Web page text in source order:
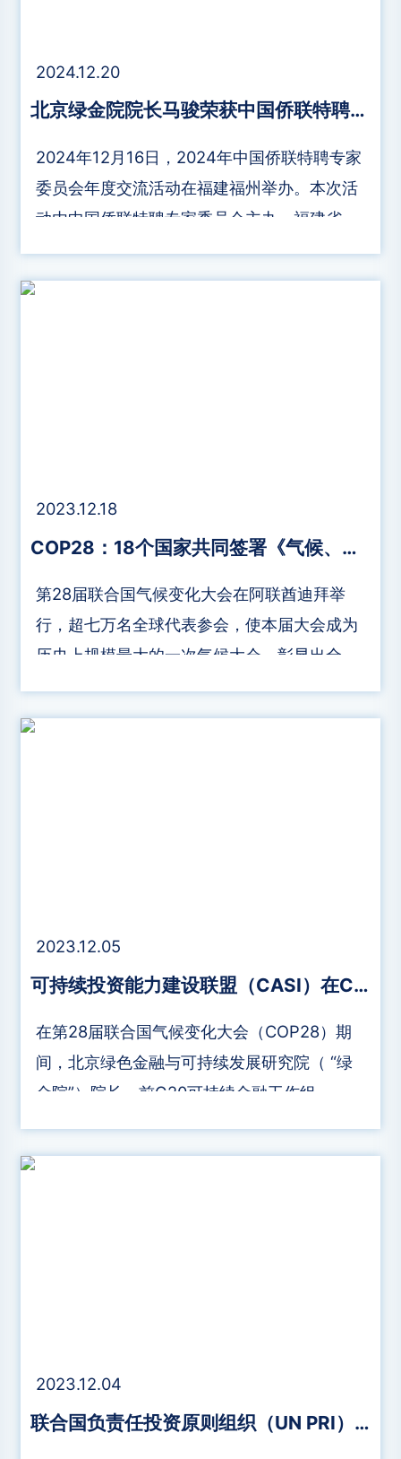
2024.12.20
北京绿金院院长马骏荣获中国侨联特聘专家“建言献策特等奖”
2024年12月16日，2024年中国侨联特聘专家
委员会年度交流活动在福建福州举办。本次活
动由中国侨联特聘专家委员会主办，福建省侨
与力量，促进经济社会高质量发展。
2023.12.18
COP28：18个国家共同签署《气候、自然与人类联合声明》， 推进气候变化与生物多样性协同治理
第28届联合国气候变化大会在阿联酋迪拜举
行，超七万名全球代表参会，使本届大会成为
历史上规模最大的一次气候大会，彰显出全球
代表等各利益主体对气候变化议题的关注。
2023.12.05
可持续投资能力建设联盟（CASI）在COP28期间正式启动
在第28届联合国气候变化大会（COP28）期
间，北京绿色金融与可持续发展研究院（ “绿
金院”）院长、前G20可持续金融工作组
代表共同启动了可持续投资能力建设联盟
2023.12.04
联合国负责任投资原则组织（UN PRI）宣布正式支持中国气候联合参与平台（CCEI）